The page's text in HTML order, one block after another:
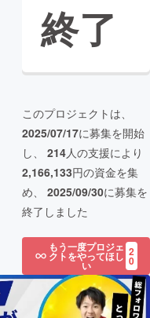
終了
このプロジェクトは、
2025/07/17に募集を開始
し、 214人の支援により
2,166,133円の資金を集
め、 2025/09/30に募集を
終了しました
もう一度プロジェ
クトをやってほし
い
2
0